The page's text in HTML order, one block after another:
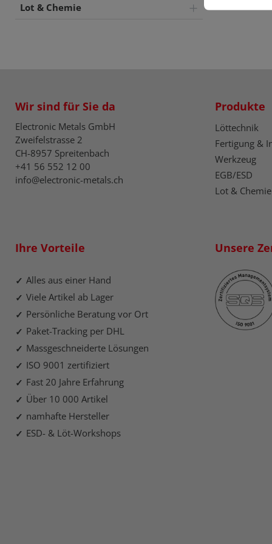
Lot & Chemie
Wir sind für Sie da
Electronic Metals GmbH
Zweifelstrasse 2
CH-8957 Spreitenbach
+41 56 552 12 00
info@electronic-metals.ch
Produkte
Löttechnik
Fertigung &
Werkzeug
EGB/ESD
Lot & Chemie
Ihre Vorteile
Alles aus einer Hand
Viele Artikel ab Lager
Persönliche Beratung vor Ort
Paket-Tracking per DHL
Massgeschneiderte Lösungen
ISO 9001 zertifiziert
Fast 20 Jahre Erfahrung
Über 10 000 Artikel
namhafte Hersteller
ESD- & Löt-Workshops
Unsere